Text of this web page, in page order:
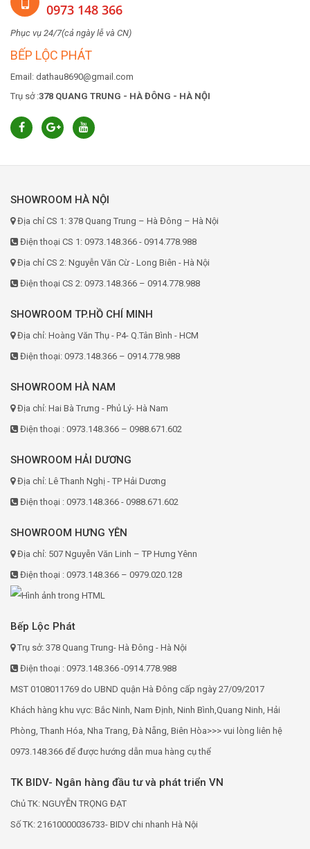
0973 148 366
Phục vụ 24/7(cả ngày lễ và CN)
BẾP LỘC PHÁT
Email: dathau8690@gmail.com
Trụ sở :378 QUANG TRUNG - HÀ ĐÔNG - HÀ NỘI
SHOWROOM HÀ NỘI
Địa chỉ CS 1: 378 Quang Trung – Hà Đông – Hà Nội
Điện thoại CS 1: 0973.148.366 - 0914.778.988
Địa chỉ CS 2: Nguyễn Văn Cừ - Long Biên - Hà Nội
Điện thoại CS 2: 0973.148.366 – 0914.778.988
SHOWROOM TP.HỒ CHÍ MINH
Địa chỉ: Hoàng Văn Thụ - P4- Q.Tân Bình - HCM
Điện thoại: 0973.148.366 – 0914.778.988
SHOWROOM HÀ NAM
Địa chỉ: Hai Bà Trưng - Phủ Lý- Hà Nam
Điện thoại : 0973.148.366 – 0988.671.602
SHOWROOM HẢI DƯƠNG
Địa chỉ: Lê Thanh Nghị - TP Hải Dương
Điện thoại : 0973.148.366 - 0988.671.602
SHOWROOM HƯNG YÊN
Địa chỉ: 507 Nguyễn Văn Linh – TP Hưng Yênn
Điện thoại : 0973.148.366 – 0979.020.128
Bếp Lộc Phát
Trụ sở: 378 Quang Trung- Hà Đông - Hà Nội
Điện thoại : 0973.148.366 -0914.778.988
MST 0108011769 do UBND quận Hà Đông cấp ngày 27/09/2017
Khách hàng khu vực: Bắc Ninh, Nam Định, Ninh Bình,Quang Ninh, Hải
Phòng, Thanh Hóa, Nha Trang, Đà Nẵng, Biên Hòa>>> vui lòng liên hệ
0973.148.366 để được hướng dẫn mua hàng cụ thể
TK BIDV- Ngân hàng đầu tư và phát triển VN
Chủ TK: NGUYỄN TRỌNG ĐẠT
Số TK: 21610000036733- BIDV chi nhanh Hà Nội